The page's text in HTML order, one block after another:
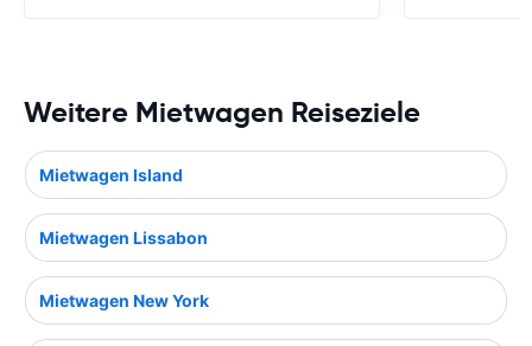
Weitere Mietwagen Reiseziele
Mietwagen Island
Mietwagen Lissabon
Mietwagen New York